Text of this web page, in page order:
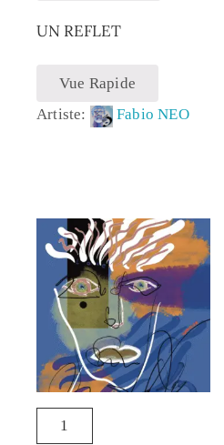
UN REFLET
Vue Rapide
Artiste:
Fabio NEO